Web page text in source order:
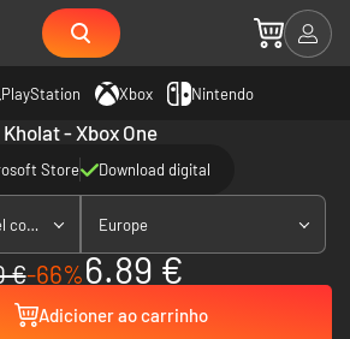
PlayStation Xbox Nintendo
Kholat - Xbox One
Store Download digital
Xbox One - compatível com Xbox Series X|S Europe
€-66%6.89 €
Adicioner ao carrinho